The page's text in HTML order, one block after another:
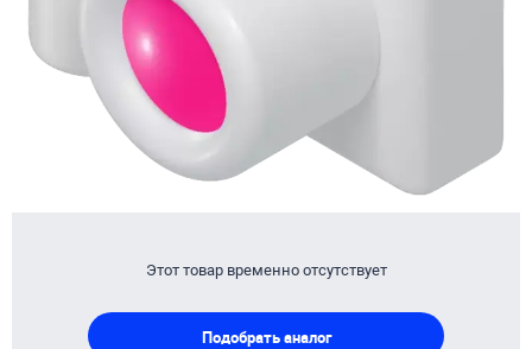
Этот товар временно отсутствует
Подобрать аналог